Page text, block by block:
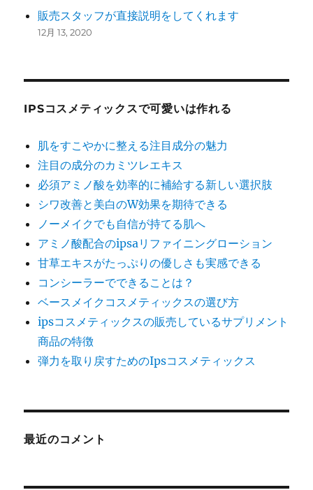
販売スタッフが直接説明をしてくれます
12月 13, 2020
IPSコスメティックスで可愛いは作れる
肌をすこやかに整える注目成分の魅力
注目の成分のカミツレエキス
必須アミノ酸を効率的に補給する新しい選択肢
シワ改善と美白のW効果を期待できる
ノーメイクでも自信が持てる肌へ
アミノ酸配合のipsaリファイニングローション
甘草エキスがたっぷりの優しさも実感できる
コンシーラーでできることは？
ベースメイクコスメティックスの選び方
ipsコスメティックスの販売しているサプリメント
商品の特徴
弾力を取り戻すためのIpsコスメティックス
最近のコメント